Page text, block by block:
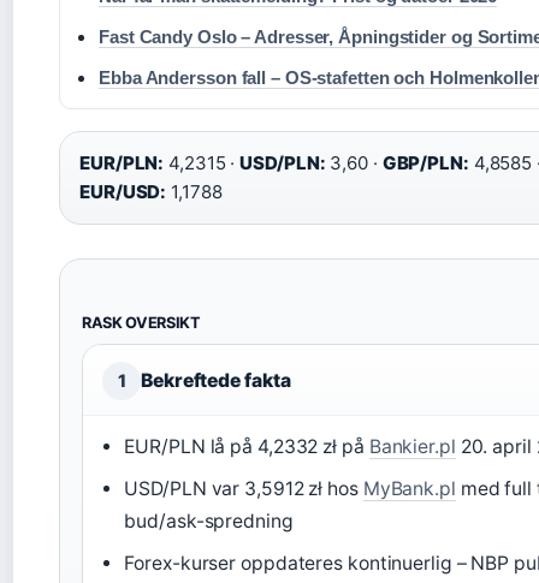
Fast Candy Oslo – Adresser, Åpningstider og
Ebba Andersson fall – OS-stafetten och
EUR/PLN: 4,2315 ·USD/PLN: 3,60 · GBP/PLN: 4,8585
EUR/USD: 1,1788
RASK OVERSIKT
1 Bekreftede fakta
EUR/PLN lå på 4,2332 zł på Bankier.pl 20. april
USD/PLN var 3,5912 zł hos MyBank.pl med full
bud/ask-spredning
Forex-kurser oppdateres kontinuerlig – NBP